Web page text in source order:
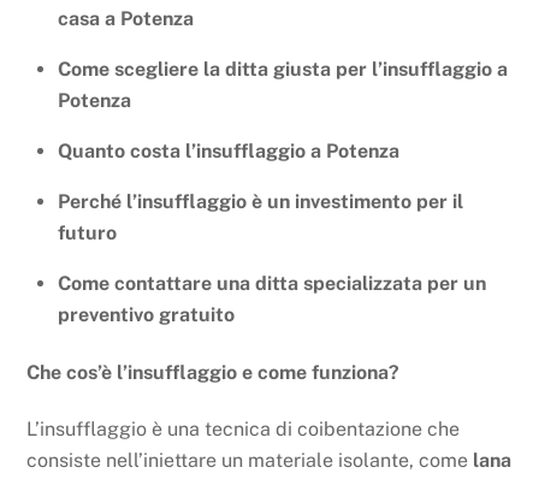
casa a Potenza
Come scegliere la ditta giusta per l’insufflaggio a
Potenza
Quanto costa l’insufflaggio a Potenza
Perché l’insufflaggio è un investimento per il
futuro
Come contattare una ditta specializzata per un
preventivo gratuito
Che cos’è l’insufflaggio e come funziona?
L’insufflaggio è una tecnica di coibentazione che
consiste nell’iniettare un materiale isolante, come lana